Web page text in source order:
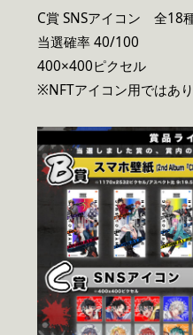
C賞 SNSアイコン 全18
当選確率 40/100
400×400ピクセル
※NFTアイコン用ではあ